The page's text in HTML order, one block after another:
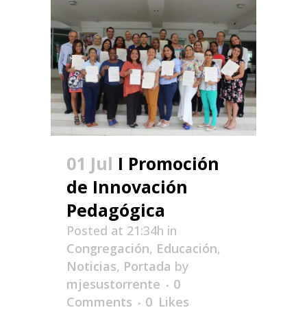
01 Jul I Promoción
de Innovación
Pedagógica
Posted at 21:34h in
Congregación, Educación,
Noticias, Portada by
mjesustorrente
0
Comments
0 Likes